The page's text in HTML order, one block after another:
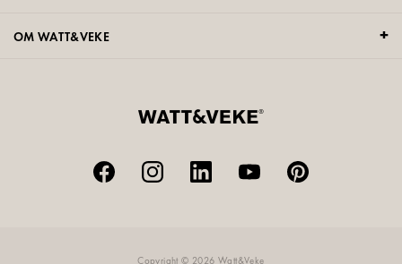
OM WATT&VEKE
Copyright © 2026 Watt&Veke